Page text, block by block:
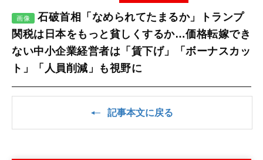
画像
石破首相「なめられてたまるか」トランプ
関税は日本をもっと貧しくするか…価格転嫁でき
ない中小企業経営者は「賃下げ」「ボーナスカッ
ト」「人員削減」も視野に
記事本文に戻る